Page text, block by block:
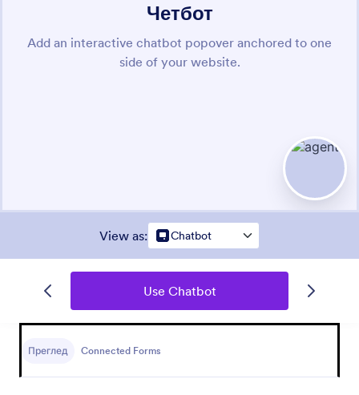
View as: Chatbot
Use Chatbot
Преглед Connected Forms